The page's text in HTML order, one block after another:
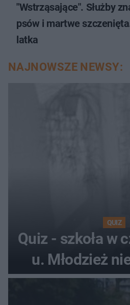
"Wstrząsające". Służby
psów i martwe
latka
NAJNOWSZE NEWSY:
QUIZ
Quiz - szkoła w
u. Młodzież